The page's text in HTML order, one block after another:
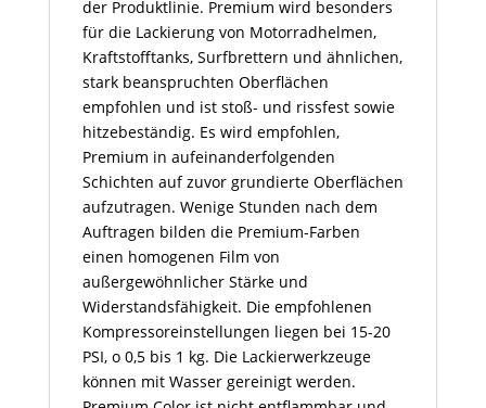
der Produktlinie. Premium wird besonders
für die Lackierung von Motorradhelmen,
Kraftstofftanks, Surfbrettern und ähnlichen,
stark beanspruchten Oberflächen
empfohlen und ist stoß- und rissfest sowie
hitzebeständig. Es wird empfohlen,
Premium in aufeinanderfolgenden
Schichten auf zuvor grundierte Oberflächen
aufzutragen. Wenige Stunden nach dem
Auftragen bilden die Premium-Farben
einen homogenen Film von
außergewöhnlicher Stärke und
Widerstandsfähigkeit. Die empfohlenen
Kompressoreinstellungen liegen bei 15-20
PSI, o 0,5 bis 1 kg. Die Lackierwerkzeuge
können mit Wasser gereinigt werden.